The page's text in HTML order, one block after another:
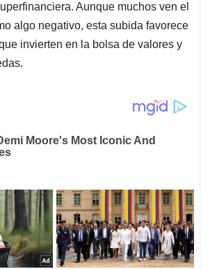
Aunque muchos ven el
algo negativo, esta subida favorece
invierten en la bolsa de valores y